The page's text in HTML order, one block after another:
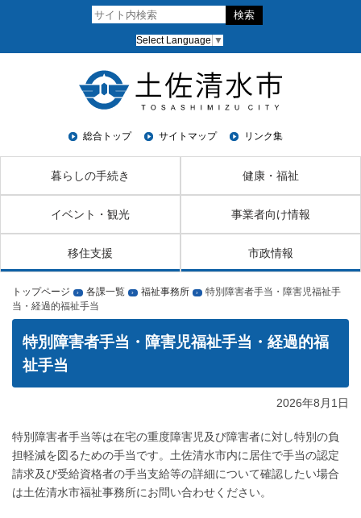
Select Language ▼
総合トップ サイトマップ リンク集
暮らしの手続き 健康・福祉
イベント・観光 事業者向け情報
移住支援 市政情報
トップページ › 各課一覧 › 福祉事務所 ›
特別障害者手当・障害児福祉手
当・経過的福祉手当
特別障害者手当・障害児福祉手当・経過的福
祉手当
2026年8月1日
特別障害者手当等は在宅の重度障害児及び障害者に対し特別の負
担軽減を図るための手当です。土佐清水市内に居住で手当の認定
請求及び受給資格者の手当支給等の詳細について確認したい場合
は土佐清水市福祉事務所にお問い合わせください。